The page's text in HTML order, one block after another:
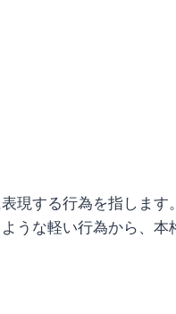
現する行為を指しま
うな軽い行為から、本